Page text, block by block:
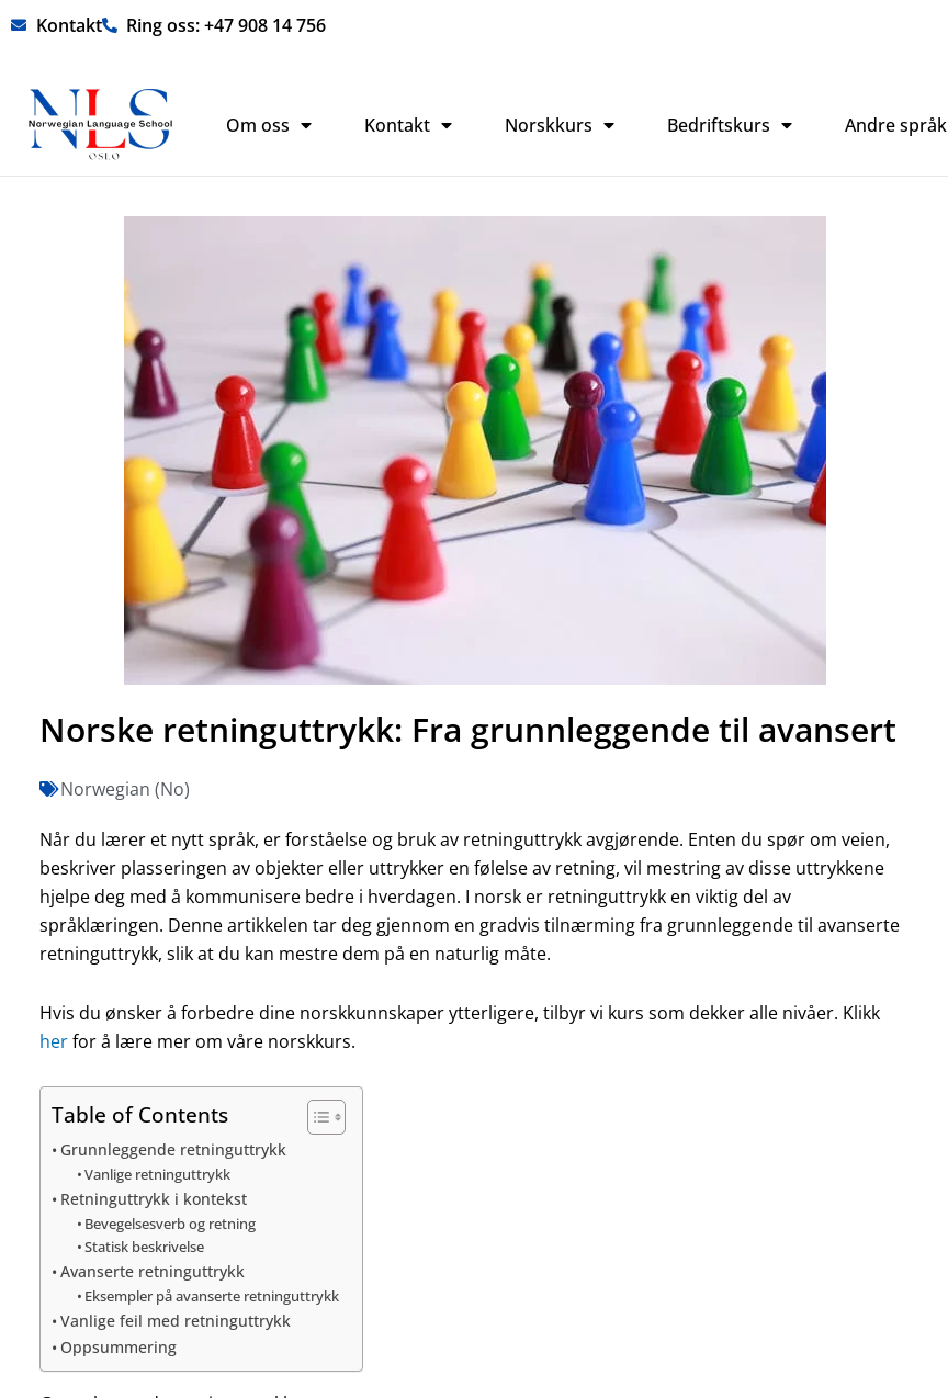
Hopp
innholdet
Kontakt Ring oss: +47 908 14 756
Om oss Kontakt Norskkurs Bedriftskurs Andre språk
Norske retninguttrykk: Fra grunnleggende til avansert
Norwegian (No)
Når du lærer et nytt språk, er forståelse og bruk av retninguttrykk avgjørende. Enten du spør om veien,
beskriver plasseringen av objekter eller uttrykker en følelse av retning, vil mestring av disse uttrykkene
hjelpe deg med å kommunisere bedre i hverdagen. I norsk er retninguttrykk en viktig del av
språklæringen. Denne artikkelen tar deg gjennom en gradvis tilnærming fra grunnleggende til avanserte
retninguttrykk, slik at du kan mestre dem på en naturlig måte.
Hvis du ønsker å forbedre dine norskkunnskaper ytterligere, tilbyr vi kurs som dekker alle nivåer. Klikk
herfor å lære mer om våre norskkurs.
Table of Contents
Grunnleggende retninguttrykk
Vanlige retninguttrykk
Retninguttrykk i kontekst
Bevegelsesverb og retning
Statisk beskrivelse
Avanserte retninguttrykk
Eksempler på avanserte retninguttrykk
Vanlige feil med retninguttrykk
Oppsummering